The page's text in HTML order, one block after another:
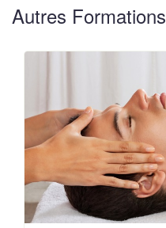
Autres Formations